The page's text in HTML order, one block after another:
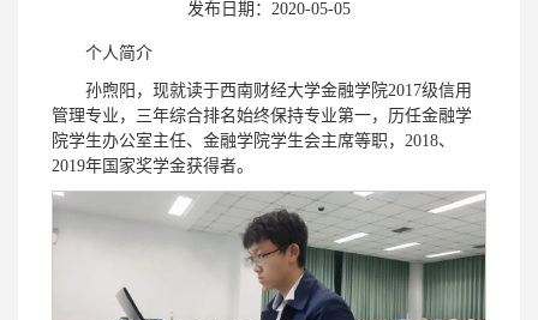
发布日期：2020-05-05
个人简介
孙煦阳，现就读于西南财经大学金融学院2017级信用
管理专业，三年综合排名始终保持专业第一，历任金融学
院学生办公室主任、金融学院学生会主席等职，2018、
2019年国家奖学金获得者。